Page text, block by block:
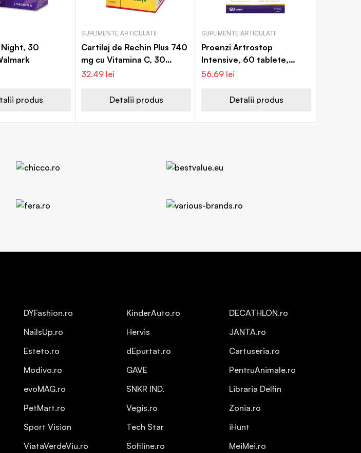
30
produs
SUPLIMENTE ARTICULATII
Cartilaj de Rechin Plus 740
mg cu Vitamina C, 30
capsule, Walmark
32.49 lei
Detalii produs
SUPLIMENTE ARTICULATII
Proenzi Artrostop
Intensive, 60 tablete,
Walmark
56.69 lei
Detalii produs
DYFashion.ro
NailsUp.ro
Esteto.ro
Modivo.ro
evoMAG.ro
PetMart.ro
Sport Vision
ViataVerdeViu.ro
KinderAuto.ro
Hervis
dEpurtat.ro
GAVE
SNKR IND.
Vegis.ro
Tech Star
Sofiline.ro
DECATHLON.ro
JANTA.ro
Cartuseria.ro
PentruAnimale.ro
Libraria Delfin
Zonia.ro
iHunt
MeiMei.ro